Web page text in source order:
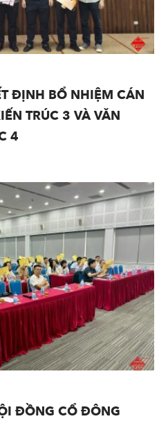
ĐỊNH BỔ NHIỆM CÁN
TRÚC 3 VÀ VĂN
4
ĐỒNG CỔ ĐÔNG